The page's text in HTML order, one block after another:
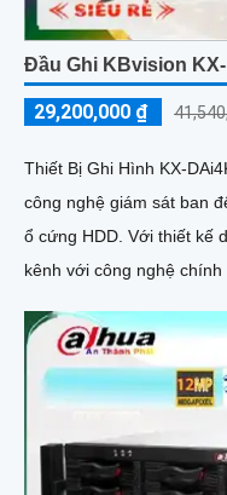
Đầu Ghi KBvision
29,200,000 ₫
Thiết Bị Ghi Hình KX-
công nghệ giám sát ban
ổ cứng HDD. Với thiết kế dạng box tinh tế, đây là một đầu ghi 64
kênh với công nghệ